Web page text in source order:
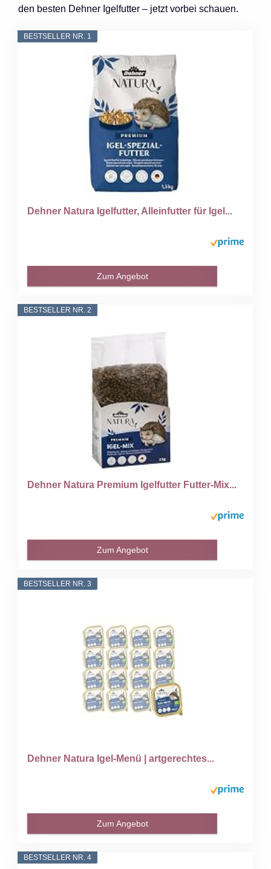
den besten Dehner Igelfutter – jetzt vorbei schauen.
BESTSELLER NR. 1
Dehner Natura Igelfutter, Alleinfutter für Igel...
Zum Angebot
BESTSELLER NR. 2
Dehner Natura Premium Igelfutter Futter-Mix...
Zum Angebot
BESTSELLER NR. 3
Dehner Natura Igel-Menü | artgerechtes...
Zum Angebot
BESTSELLER NR. 4